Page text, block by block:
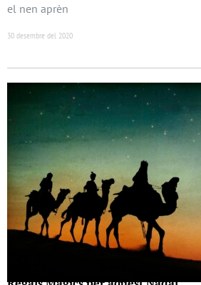
el nen aprèn
30 desembre del 2020